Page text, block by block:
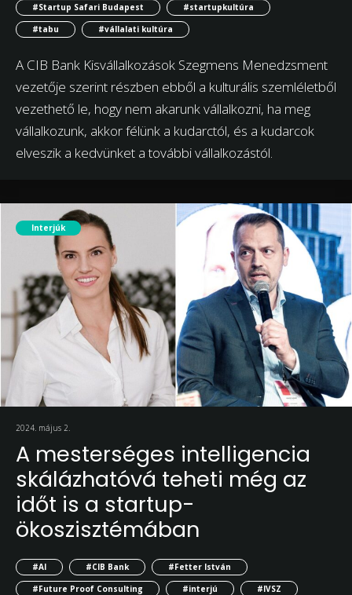
#Startup Safari Budapest
#startupkultúra
#tabu
#vállalati kultúra
A CIB Bank Kisvállalkozások Szegmens Menedzsment
vezetője szerint részben ebből a kulturális szemléletből
vezethető le, hogy nem akarunk vállalkozni, ha meg
vállalkozunk, akkor félünk a kudarctól, és a kudarcok
elveszik a kedvünket a további vállalkozástól.
Interjúk
2024. május 2.
A mesterséges intelligencia
skálázhatóvá teheti még az
időt is a startup-
ökoszisztémában
#AI #CIB Bank
#Fetter István
#Future Proof Consulting
#interjú
#IVSZ